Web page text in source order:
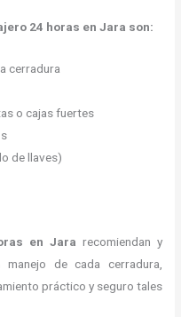
24 horas en Jara son:
cerradura
o cajas fuertes
de llaves)
en Jara recomiendan y
de cada cerradura,
práctico y seguro tales